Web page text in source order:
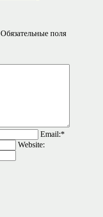
Обязательные поля
Email:*
Website: